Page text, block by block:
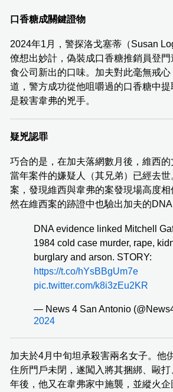
口香糖成關鍵證物
2024年1月，警探洛戈塞蒂（Susan
僚想出妙計，偽裝成口香糖推銷員登
食公司新出的口味。加夫對此毫無戒
道，警方成功從他咀嚼過的口香糖中
是殺害韋弗的兇手。
疑兇認罪
巧合的是，在加夫落網數月後，維西
當年案件的嫌疑人（其兄弟）已經去
案，發現維西與韋弗的案發現場高度
然在維西案的跡證中也驗出加夫的DNA
DNA evidence linked Mitchell
1984 cold case murder, rape,
burglary and arson. STORY:
https://t.co/hYsBBgUm7e
pic.twitter.com/k8i3zEu2KR
— News 4 San Antonio
2024
加夫於4月中旬坦承殺害兩名女子。他
住所門戶未閉，遂闖入將其捆綁、毆
年後，他又在韋弗家中施襲，並縱火